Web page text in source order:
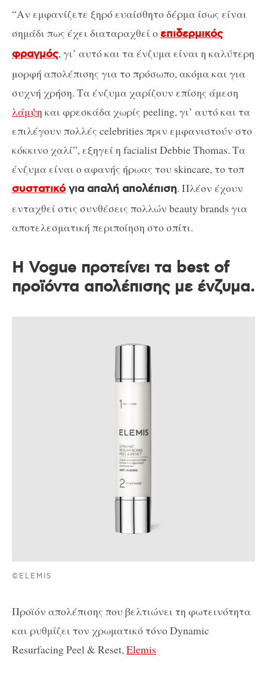
“Αν εμφανίζετε ξηρό ευαίσθητο δέρμα ίσως είναι
σημάδι πως έχει διαταραχθεί ο επιδερμικός
φραγμός, γι’ αυτό και τα ένζυμα είναι η καλύτερη
μορφή απολέπισης για το πρόσωπο, ακόμα και για
συχνή χρήση. Τα ένζυμα χαρίζουν επίσης άμεση
λάμψη και φρεσκάδα χωρίς peeling, γι’ αυτό και τα
επιλέγουν πολλές celebrities πριν εμφανιστούν στο
κόκκινο χαλί”, εξηγεί η facialist Debbie Thomas. Τα
ένζυμα είναι ο αφανής ήρωας του skincare, το τοπ
συστατικόγια απαλή απολέπιση. Πλέον έχουν
ενταχθεί στις συνθέσεις πολλών beauty brands για
αποτελεσματική περιποίηση στο σπίτι.
Η Vogue προτείνει τα best of
προϊόντα απολέπισης με ένζυμα.
©ELEMIS
Προϊόν απολέπισης που βελτιώνει τη φωτεινότητα
και ρυθμίζει τον χρωματικό τόνοDynamic
ResurfacingPeel& Reset,Elemis